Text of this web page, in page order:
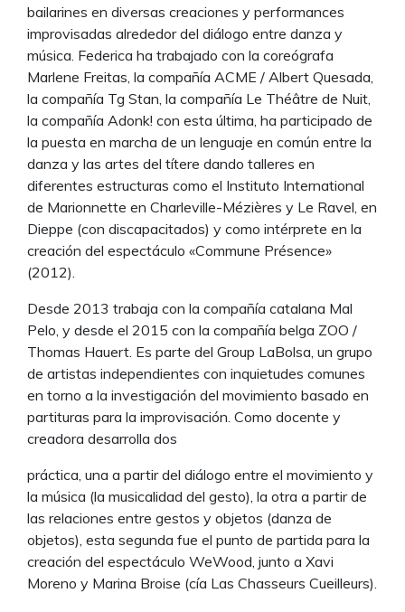
bailarines en diversas creaciones y performances
improvisadas alrededor del diálogo entre danza y
música. Federica ha trabajado con la coreógrafa
Marlene Freitas, la compañía ACME / Albert Quesada,
la compañía Tg Stan, la compañía Le Théâtre de Nuit,
la compañía Adonk! con esta última, ha participado de
la puesta en marcha de un lenguaje en común entre la
danza y las artes del títere dando talleres en
diferentes estructuras como el Instituto International
de Marionnette en Charleville-Mézières y Le Ravel, en
Dieppe (con discapacitados) y como intérprete en la
creación del espectáculo «Commune Présence»
(2012).
Desde 2013 trabaja con la compañía catalana Mal
Pelo, y desde el 2015 con la compañía belga ZOO /
Thomas Hauert. Es parte del Group LaBolsa, un grupo
de artistas independientes con inquietudes comunes
en torno a la investigación del movimiento basado en
partituras para la improvisación. Como docente y
creadora desarrolla dos
práctica, una a partir del diálogo entre el movimiento y
la música (la musicalidad del gesto), la otra a partir de
las relaciones entre gestos y objetos (danza de
objetos), esta segunda fue el punto de partida para la
creación del espectáculo WeWood, junto a Xavi
Moreno y Marina Broise (cía Las Chasseurs Cueilleurs).